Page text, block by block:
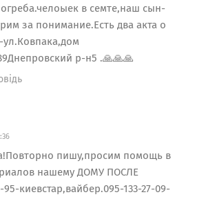
в семте,наш сын-
за понимание.Есть два акта о
р-н5 .🙏🙏🙏
пишу,просим помощь в
нашему ДОМУ ПОСЛЕ
киевстар,вайбер.095-133-27-09-